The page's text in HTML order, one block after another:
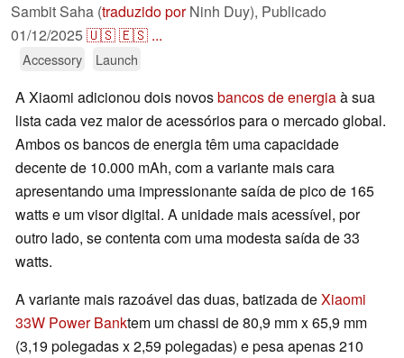
Sambit Saha (traduzido porNinh Duy), Publicado
01/12/2025🇺🇸🇪🇸 ...
Accessory Launch
A Xiaomi adicionou dois novosbancos de energiaà sua
lista cada vez maior de acessórios para o mercado global.
Ambos os bancos de energia têm uma capacidade
decente de 10.000 mAh, com a variante mais cara
apresentando uma impressionante saída de pico de 165
watts e um visor digital. A unidade mais acessível, por
outro lado, se contenta com uma modesta saída de 33
watts.
A variante mais razoável das duas, batizada deXiaomi
33W Power Banktem um chassi de 80,9 mm x 65,9 mm
(3,19 polegadas x 2,59 polegadas) e pesa apenas 210